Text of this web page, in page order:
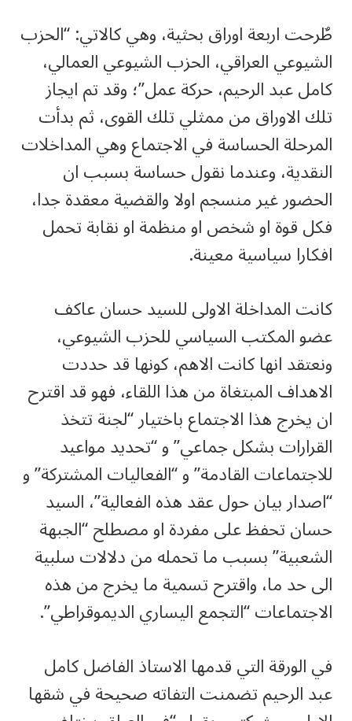
طٌرحت اربعة اوراق بحثية، وهي كالاتي: “الحزب
الشيوعي العراقي، الحزب الشيوعي العمالي،
كامل عبد الرحيم، حركة عمل”؛ وقد تم ايجاز
تلك الاوراق من ممثلي تلك القوى، ثم بدأت
المرحلة الحساسة في الاجتماع وهي المداخلات
النقدية، وعندما نقول حساسة بسبب ان
الحضور غير منسجم اولا والقضية معقدة جدا،
فكل قوة او شخص او منظمة او نقابة تحمل
افكارا سياسية معينة.
كانت المداخلة الاولى للسيد حسان عاكف
عضو المكتب السياسي للحزب الشيوعي،
ونعتقد انها كانت الاهم، كونها قد حددت
الاهداف المبتغاة من هذا اللقاء، فهو قد اقترح
ان يخرج هذا الاجتماع باختيار “لجنة تتخذ
القرارات بشكل جماعي” و “تحديد مواعيد
للاجتماعات القادمة” و “الفعاليات المشتركة” و
“اصدار بيان حول عقد هذه الفعالية”، السيد
حسان تحفظ على مفردة او مصطلح “الجبهة
الشعبية” بسبب ما تحمله من دلالات سلبية
الى حد ما، واقترح تسمية ما يخرج من هذه
الاجتماعات “التجمع اليساري الديموقراطي”.
في الورقة التي قدمها الاستاذ الفاضل كامل
عبد الرحيم تضمنت التفاته صحيحة في شقها